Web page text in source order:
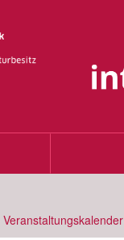
Veranstaltungskalender